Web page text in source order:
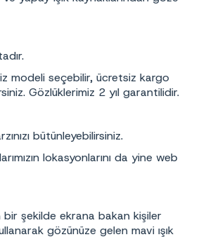
modeli seçebilir, ücretsiz kargo
Gözlüklerimiz 2 yıl garantilidir.
bütünleyebilirsiniz.
lokasyonlarını da yine web
bir şekilde ekrana bakan kişiler
gözünüze gelen mavi ışık